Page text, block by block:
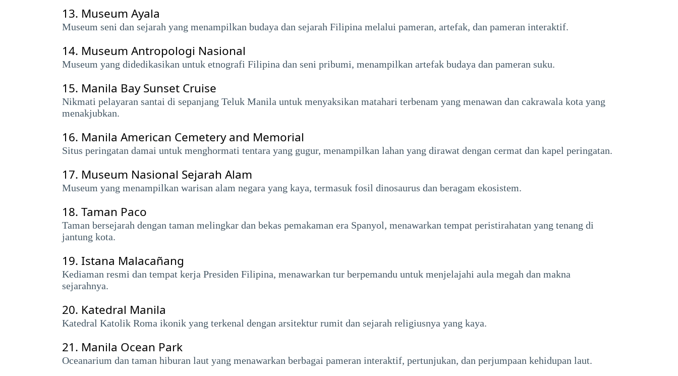
13. Museum Ayala
Museum seni dan sejarah yang menampilkan budaya dan sejarah Filipina melalui pameran, artefak, dan pameran interaktif.
14. Museum Antropologi Nasional
Museum yang didedikasikan untuk etnografi Filipina dan seni pribumi, menampilkan artefak budaya dan pameran suku.
15. Manila Bay Sunset Cruise
Nikmati pelayaran santai di sepanjang Teluk Manila untuk menyaksikan matahari terbenam yang menawan dan cakrawala kota yang
menakjubkan.
16. Manila American Cemetery and Memorial
Situs peringatan damai untuk menghormati tentara yang gugur, menampilkan lahan yang dirawat dengan cermat dan kapel peringatan.
17. Museum Nasional Sejarah Alam
Museum yang menampilkan warisan alam negara yang kaya, termasuk fosil dinosaurus dan beragam ekosistem.
18. Taman Paco
Taman bersejarah dengan taman melingkar dan bekas pemakaman era Spanyol, menawarkan tempat peristirahatan yang tenang di
jantung kota.
19. Istana Malacañang
Kediaman resmi dan tempat kerja Presiden Filipina, menawarkan tur berpemandu untuk menjelajahi aula megah dan makna
sejarahnya.
20. Katedral Manila
Katedral Katolik Roma ikonik yang terkenal dengan arsitektur rumit dan sejarah religiusnya yang kaya.
21. Manila Ocean Park
Oceanarium dan taman hiburan laut yang menawarkan berbagai pameran interaktif, pertunjukan, dan perjumpaan kehidupan laut.